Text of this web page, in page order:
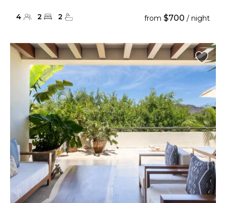
4 2 2 from $700 / night